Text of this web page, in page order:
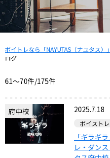
ボイトレなら「NAYUTAS（ナユタス）」
ログ
61〜70件/175件
府中校 2025.7.18
ボイスト
「ギラギ
レ・ダン